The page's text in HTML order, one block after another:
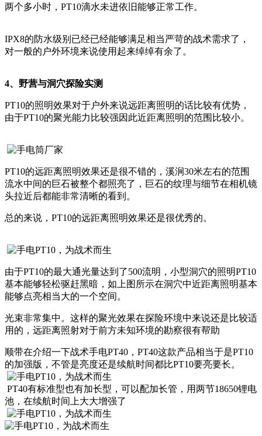
两个多小时，PT10滴水未进依旧能够正常工作。
IPX8的防水级别已经已经能够满足相当严苛的战术需求了，
对一般的户外环境来说使用起来绰绰有余了。
4、野营与洞穴探险实测
PT10的照明效果对于户外来说远距离照明的话比较有优势，
由于PT10的聚光能力比较强因此近距离照明的范围比较小。
PT10的远距离照明效果还是很不错的，溪涧30米左右的范围
流水中间的巨石被整个都照亮了，巨石的纹理与细节在相机镜
头拉近后都能非常清晰的看到。
总的来说，PT10的远距离照明效果还是很优秀的。
由于PT10的最大通光量达到了500流明，小型洞穴的照明PT10
基本能够轻松驱赶黑暗，如上图所示在洞穴中近距离照明基本
能够点亮相当大的一个空间。
光束非常集中。这样的聚光效果在探险环境中来说还是比较适
用的，远距离照射对于前方未知环境的勘察很有帮助
顺带在介绍一下战术手电PT40，PT40这款产品相当于是PT10
的加强版，不管是亮度还是续航时间都比PT10要亮要长。
PT40有标准型也有加长型，可以配加长管，用两节18650锂电
池，在续航时间上大大增强了